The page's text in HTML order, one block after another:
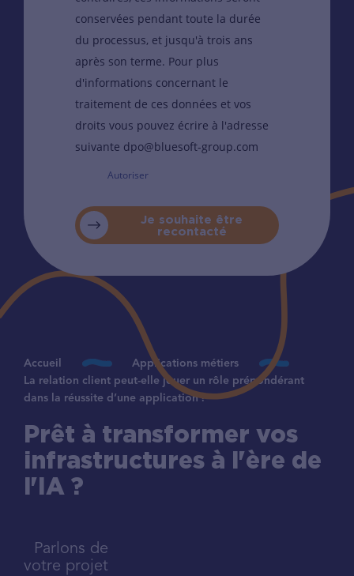
conservées pendant toute la durée
du processus, et jusqu'à trois ans
après son terme. Pour plus
d'informations concernant le
traitement de ces données et vos
droits vous pouvez écrire à l'adresse
suivante dpo@bluesoft-group.com
Autoriser
Je souhaite être
recontacté
Accueil
Applications métiers
La relation client peut-elle jouer un rôle prépondérant
dans la réussite d’une application ?
Prêt à transformer vos
infrastructures à l'ère de
l'IA ?
Parlons de
votre projet